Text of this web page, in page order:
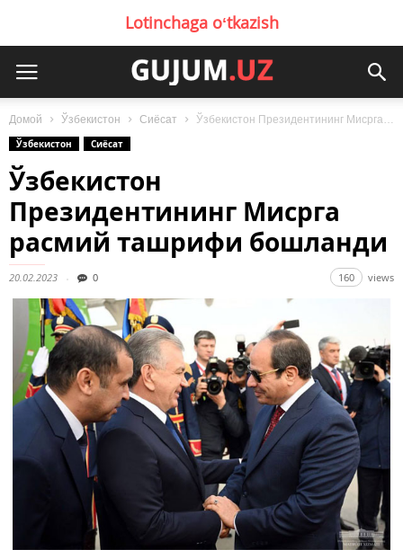
Lotinchaga oʻtkazish
Домой Ўзбекистон Сиёсат
Ўзбекистон Президентининг Мисрга расмий ташрифи бошланди
Ўзбекистон
Сиёсат
Ўзбекистон
Президентининг Мисрга
расмий ташрифи бошланди
20.02.2023 0 160 views